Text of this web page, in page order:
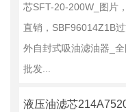
芯SFT-20-200W_图片
直销，SBF96014Z1B
外自封式吸油滤油器_
批发...
液压油滤芯